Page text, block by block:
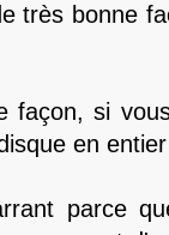
très bonne
façon, si
en
parce